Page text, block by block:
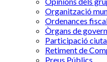
Organització
Ordenances
Òrgans de govern
Participació
Retiment de
Preus Públics